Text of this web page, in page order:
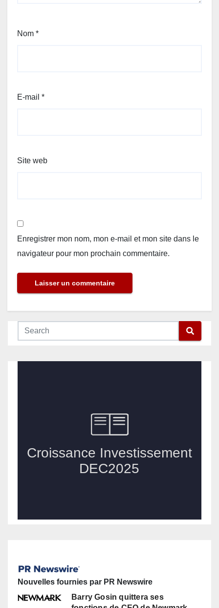
Nom *
E-mail *
Site web
Enregistrer mon nom, mon e-mail et mon site dans le
navigateur pour mon prochain commentaire.
Nouvelles fournies par PR Newswire
Barry Gosin quittera ses